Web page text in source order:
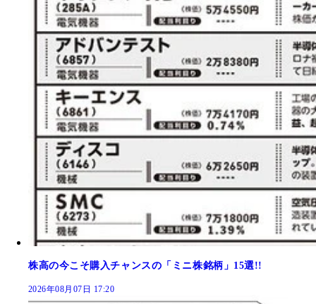
株高の今こそ購入チャンスの「ミニ株銘柄」15選!!
2026年08月07日 17:20